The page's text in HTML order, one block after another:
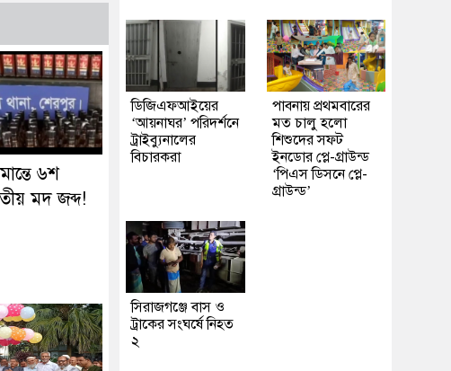
৬শ
মদ জব্দ!
ডিজিএফআইয়ের
‘আয়নাঘর’ পরিদর্শনে
ট্রাইব্যুনালের
বিচারকরা
পাবনায় প্রথমবারের
মত চালু হলো
শিশুদের সফট
ইনডোর প্লে-গ্রাউন্ড
‘পিএস ডিসনে প্লে-
গ্রাউন্ড’
সিরাজগঞ্জে বাস ও
ট্রাকের সংঘর্ষে নিহত
২